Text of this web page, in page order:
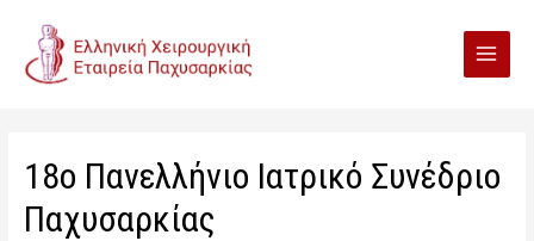
18ο Πανελλήνιο Ιατρικό Συνέδριο
Παχυσαρκίας